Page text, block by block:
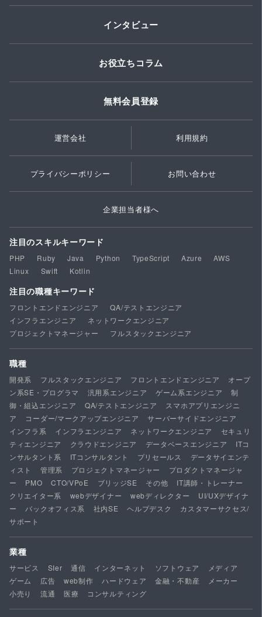
インタビュー
お役立ちコラム
無料会員登録
運営会社 利用規約
プライバシーポリシー お問い合わせ
企業担当者様へ
注目のスキルキーワード
PHP Ruby Java Python TypeScript Azure
AWS
Linux
Swift Kotlin
注目の職種キーワード
フロントエンドエンジニア
QA/テストエンジニア
インフラエンジニア
ネットワークエンジニア
プロジェクトマネージャー
フルスタックエンジニア
職種
開発系 フルスタックエンジニア フロントエンドエンジニア
オープ
ン系SE・プログラマ
汎用系エンジニア ゲーム系エンジニア
制
御・組込エンジニア
QA/テストエンジニア
スマホアプリエンジニ
ア
コーダー/マークアップエンジニア
サーバーサイドエンジニア
インフラ系
インフラエンジニア ネットワークエンジニア
セキュリ
ティエンジニア
クラウドエンジニア データベースエンジニア
ITコ
ンサルタント系
ITコンサルタント プリセールス
データサイエンテ
ィスト
管理系 プロジェクトマネージャー
プロダクトマネージャ
ー
PMO CTO/VPoE ブリッジSE その他
IT講師・トレーナー
クリエイター系
webデザイナー webディレクター
UI/UXデザイナ
ー
バックオフィス系 社内SE ヘルプデスク
カスタマーサクセス/
サポート
業種
サービス SIer 通信 インターネット ソフトウェア
メディア
ゲーム
広告 web制作 ハードウェア 金融・不動産
メーカー
小売り
流通 医療 コンサルティング